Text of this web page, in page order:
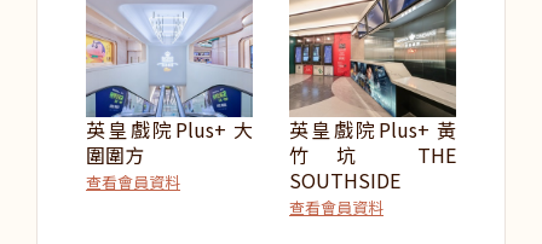
英皇戲院Plus+ 大
圍圍方
查看會員資料
英皇戲院Plus+ 黃
竹坑 THE
SOUTHSIDE
查看會員資料